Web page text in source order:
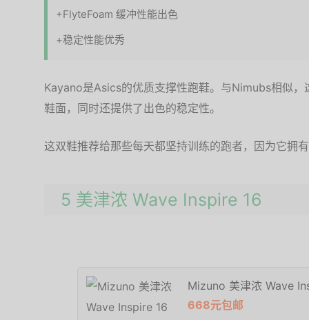
+FlyteFoam 缓冲性能出色
+稳定性能优秀
Kayano是Asics的优质支撑性跑鞋。与Nimubs相似
鞋面，同时还提供了出色的稳定性。
这双鞋推荐给那些每天都坚持训练的跑者，因为它拥
5 美津浓 Wave Inspire 16
Mizuno 美津浓 Wave
668元包邮